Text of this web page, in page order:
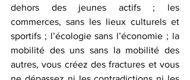
dehors des jeunes actifs ; les
commerces, sans les lieux culturels et
sportifs ; l’écologie sans l’économie ; la
mobilité des uns sans la mobilité des
autres, vous créez des fractures et vous